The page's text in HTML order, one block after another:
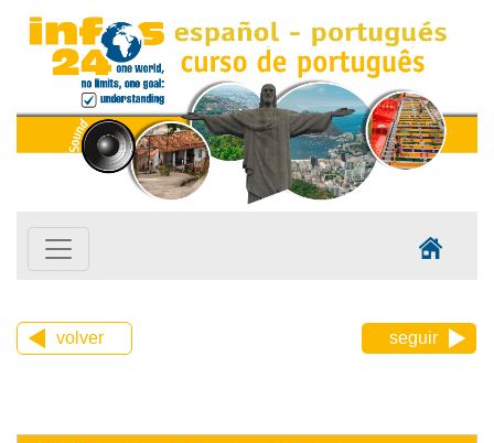
volver seguir